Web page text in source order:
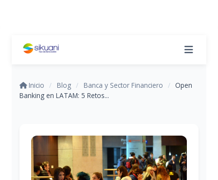
Inicio / Blog / Banca y Sector Financiero / Open
Banking en LATAM: 5 Retos...